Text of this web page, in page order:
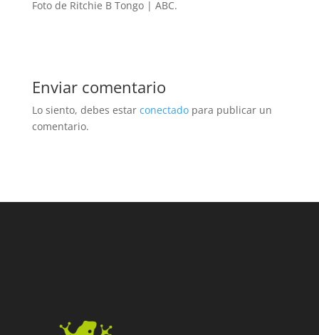
Foto de Ritchie B Tongo | ABC.
Enviar comentario
Lo siento, debes estar conectadopara publicar un
comentario.